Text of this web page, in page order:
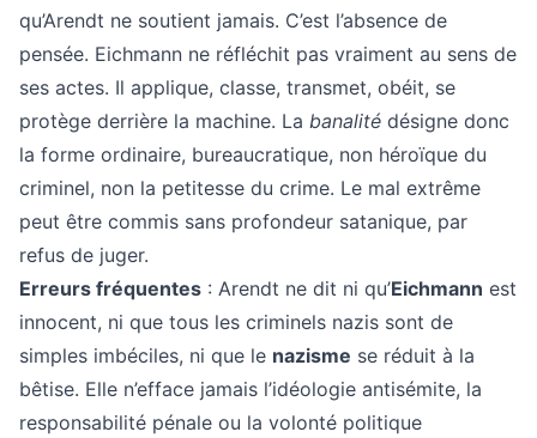
qu’Arendt ne soutient jamais. C’est l’absence de
pensée. Eichmann ne réfléchit pas vraiment au sens de
ses actes. Il applique, classe, transmet, obéit, se
protège derrière la machine. La banalité désigne donc
la forme ordinaire, bureaucratique, non héroïque du
criminel, non la petitesse du crime. Le mal extrême
peut être commis sans profondeur satanique, par
refus de juger.
Erreurs fréquentes : Arendt ne dit ni qu’Eichmann est
innocent, ni que tous les criminels nazis sont de
simples imbéciles, ni que le nazisme se réduit à la
bêtise. Elle n’efface jamais l’idéologie antisémite, la
responsabilité pénale ou la volonté politique